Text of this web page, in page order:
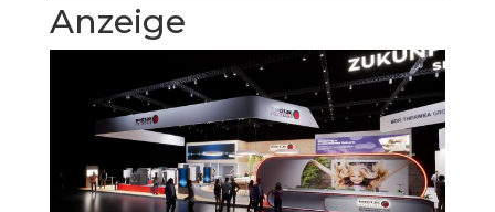
Anzeige